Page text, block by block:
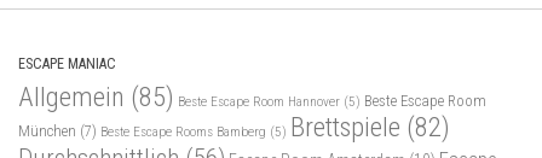
ESCAPE MANIAC
Allgemein (85) Beste Escape Room Hannover (5) Beste Escape Room
München (7) Beste Escape Rooms Bamberg (5) Brettspiele (82)